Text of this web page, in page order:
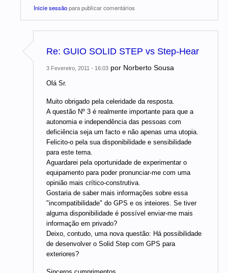
Inicie sessãopara publicar comentários
Re: GUIO SOLID STEP vs Step-Hear
3 Fevereiro, 2011 - 16:03 por Norberto Sousa
Olá Sr.
Muito obrigado pela celeridade da resposta.
A questão Nº 3 é realmente importante para que a
autonomia e independência das pessoas com
deficiência seja um facto e não apenas uma utopia.
Felicito-o pela sua disponibilidade e sensibilidade
para este tema.
Aguardarei pela oportunidade de experimentar o
equipamento para poder pronunciar-me com uma
opinião mais crítico-construtiva.
Gostaria de saber mais informações sobre essa
"incompatibilidade" do GPS e os inteiores. Se tiver
alguma disponibilidade é possível enviar-me mais
informação em privado?
Deixo, contudo, uma nova questão: Há possibilidade
de desenvolver o Solid Step com GPS para
exteriores?